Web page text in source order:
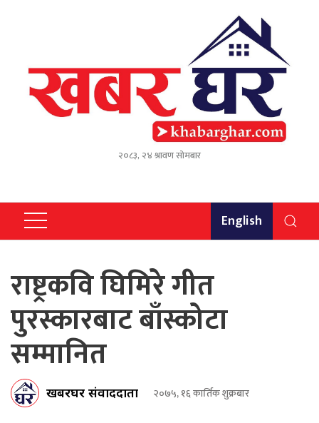
२०८३, २४ श्रावण सोमबार
English
राष्ट्रकवि घिमिरे गीत
पुरस्कारबाट बाँस्कोटा
सम्मानित
खबरघर संवाददाता २०७५, १६ कार्तिक शुक्रबार